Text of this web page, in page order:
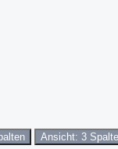
Ansicht: 3